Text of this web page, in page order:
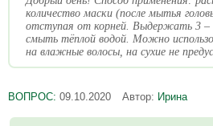
количество маски (после мытья
отступая от корней. Выдержать 3
смыть тёплой водой. Можно
на влажные волосы, на сухие не
ВОПРОС: 09.10.2020 Автор: Ирина